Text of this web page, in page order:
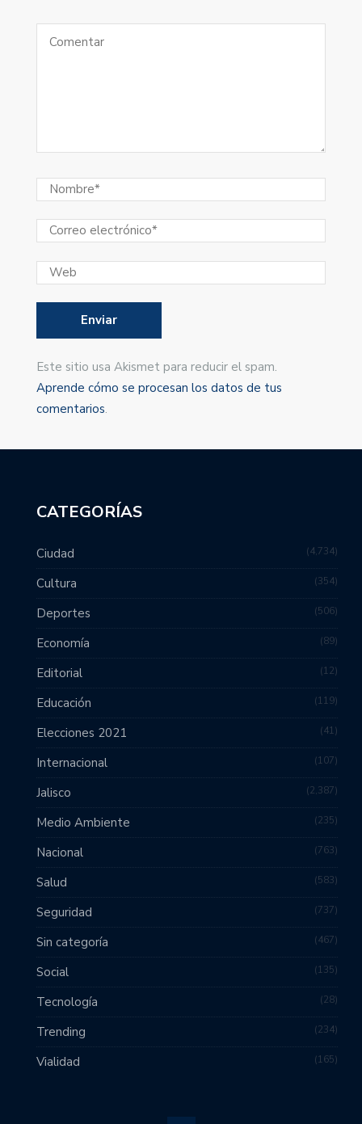
Este sitio usa Akismet para reducir el spam.
Aprende cómo se procesan los datos de tus
comentarios.
CATEGORÍAS
Ciudad 4,734
Cultura 354
Deportes 506
Economía 89
Editorial 12
Educación 119
Elecciones 2021 41
Internacional 107
Jalisco 2,387
Medio Ambiente 235
Nacional 763
Salud 583
Seguridad 737
Sin categoría 467
Social 135
Tecnología 28
Trending 234
Vialidad 165